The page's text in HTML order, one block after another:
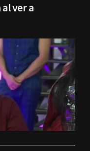
al ver a